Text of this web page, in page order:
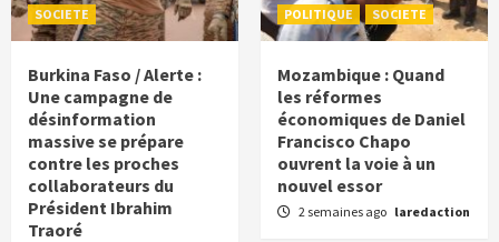
SOCIETE
Burkina Faso / Alerte :
Une campagne de
désinformation
massive se prépare
contre les proches
collaborateurs du
Président Ibrahim
Traoré
POLITIQUE SOCIETE
Mozambique : Quand
les réformes
économiques de Daniel
Francisco Chapo
ouvrent la voie à un
nouvel essor
2 semaines ago laredaction